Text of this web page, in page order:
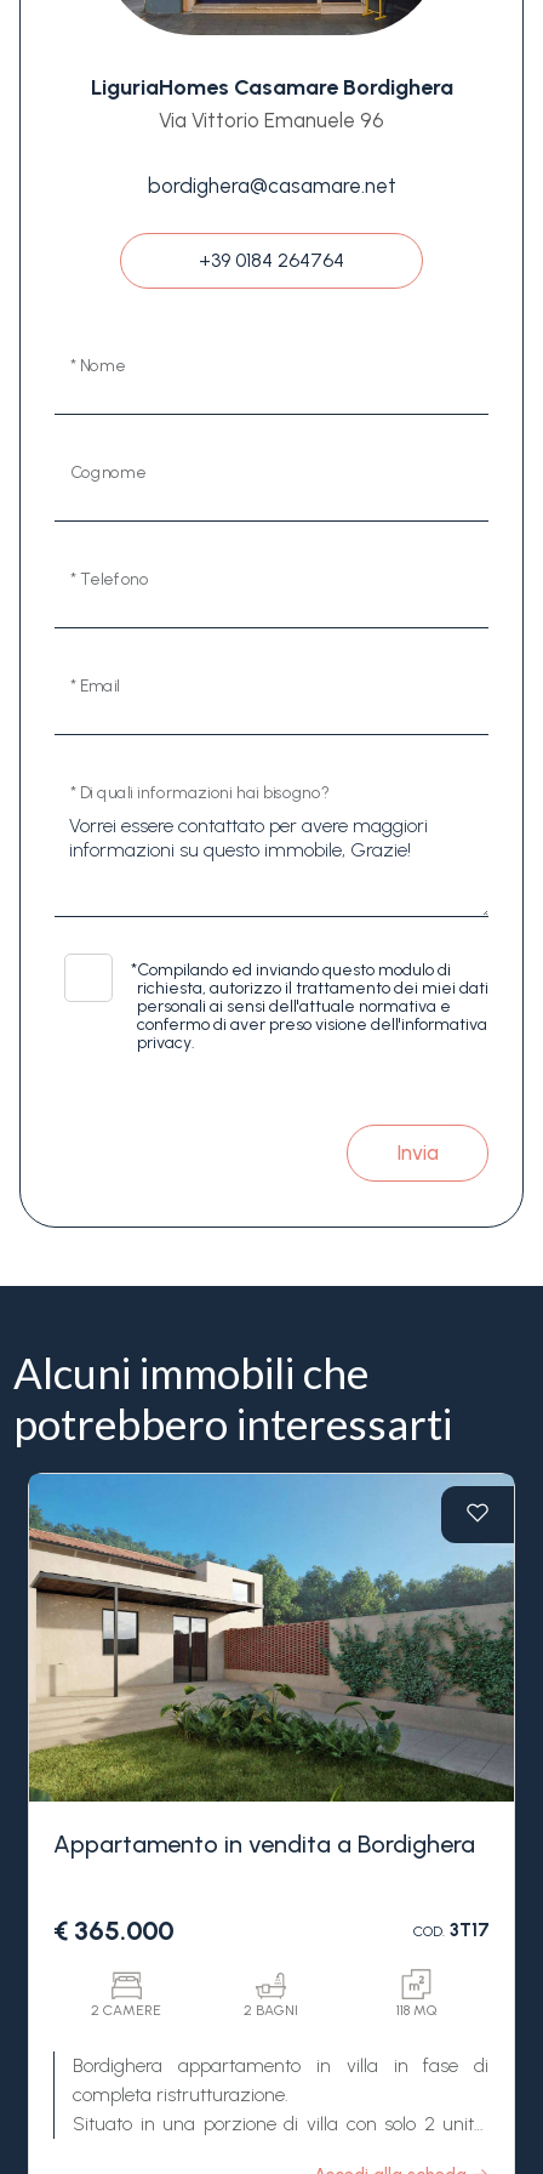
LiguriaHomes Casamare Bordighera
Via Vittorio Emanuele 96
bordighera@casamare.net
+39 0184 264764
* Nome
Cognome
* Telefono
* Email
* Di quali informazioni hai bisogno?
*Compilando ed inviando questo modulo di
richiesta, autorizzo il trattamento dei miei dati
personali ai sensi dell'attuale normativa e
confermo di aver preso visione dell'informativa
privacy.
Invia
Alcuni immobili che
potrebbero interessarti
Appartamento in vendita a Bordighera
€ 365.000 COD. 3T17
2 CAMERE 2 BAGNI 118 MQ
Bordighera appartamento in villa in fase di
completa ristrutturazione.
Situato in una porzione di villa con solo 2 unità,